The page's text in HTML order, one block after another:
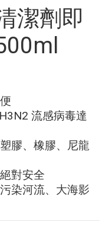
潔劑即
流感病毒達
膠、橡膠、尼龍
對安全
染河流、大海影